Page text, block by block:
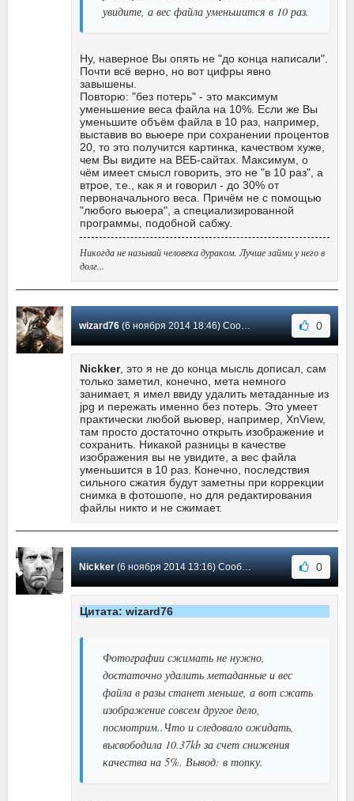
увидите, а вес файла уменьшится в 10 раз.
Ну, наверное Вы опять не "до конца написали".
Почти всё верно, но вот цифры явно
завышены.
Повторю: "без потерь" - это максимум
уменьшение веса файла на 10%. Если же Вы
уменьшите объём файла в 10 раз, например,
выставив во вьюере при сохранении процентов
20, то это получится картинка, качеством хуже,
чем Вы видите на ВЕБ-сайтах. Максимум, о
чём имеет смысл говорить, это не "в 10 раз", а
втрое, т.е., как я и говорил - до 30% от
первоначального веса. Причём не с помощью
"любого вьюера", а специализированной
программы, подобной сабжу.
Никогда не называй человека дураком. Лучше займи у него в
долг...
wizard76(6 ноября 2014 18:46) Сообщение #5 0
Nickker, это я не до конца мысль дописал, сам
только заметил, конечно, мета немного
занимает, я имел ввиду удалить метаданные из
jpg и пережать именно без потерь. Это умеет
практически любой вьювер, например, XnView,
там просто достаточно открыть изображение и
сохранить. Никакой разницы в качестве
изображения вы не увидите, а вес файла
уменьшится в 10 раз. Конечно, последствия
сильного сжатия будут заметны при коррекции
снимка в фотошопе, но для редактирования
файлы никто и не сжимает.
Nickker(6 ноября 2014 13:16) Сообщение #4 0
Цитата: wizard76
Фотографии сжимать не нужно,
достаточно удалить метаданные и вес
файла в разы станет меньше, а вот сжать
изображение совсем другое дело,
посмотрим..Что и следовало ожидать,
высвободила 10.37kb за счет снижения
качества на 5%. Вывод: в топку.